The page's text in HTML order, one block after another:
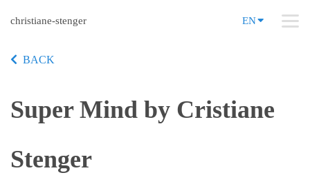
christiane-stenger EN
BACK
Super Mind by Cristiane
Stenger